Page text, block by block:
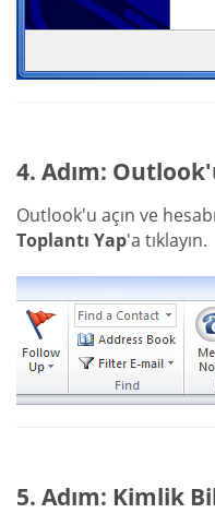
4. Adım:
Outlook'u açın ve
Toplantı Yap'a tıklayın.
5. Adım: Kimlik